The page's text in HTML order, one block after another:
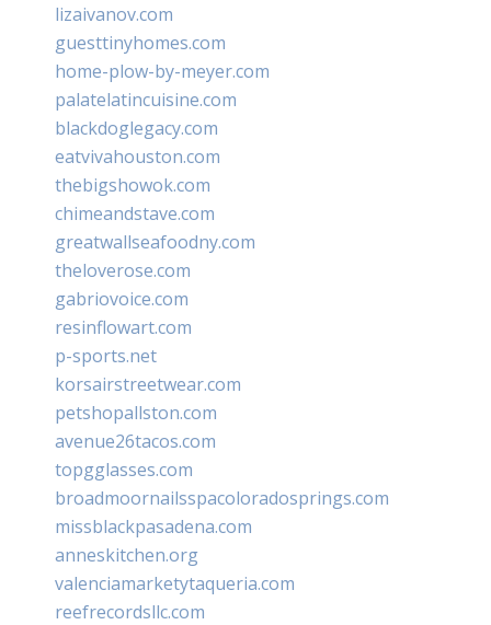
lizaivanov.com
guesttinyhomes.com
home-plow-by-meyer.com
palatelatincuisine.com
blackdoglegacy.com
eatvivahouston.com
thebigshowok.com
chimeandstave.com
greatwallseafoodny.com
theloverose.com
gabriovoice.com
resinflowart.com
p-sports.net
korsairstreetwear.com
petshopallston.com
avenue26tacos.com
topgglasses.com
broadmoornailsspacoloradosprings.com
missblackpasadena.com
anneskitchen.org
valenciamarketytaqueria.com
reefrecordsllc.com